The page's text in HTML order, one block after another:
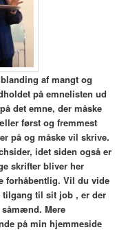
af mangt og
på emnelisten ud
det emne, der måske
først og fremmest
på og måske vil skrive.
idet siden også er
skrifter bliver her
forhåbentlig. Vil du vide
tilgang til sit job , er der
Mere
på min hjemmeside